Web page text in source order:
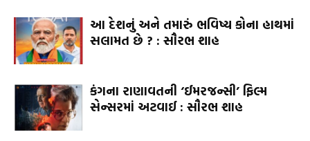
આ દેશનું અને તમારું ભવિષ્ય કોના હાથમાં
સલામત છે ? : સૌરભ શાહ
કંગના રાણાવતની ‘ઈમરજન્સી’ ફિલ્મ
સેન્સરમાં અટવાઈ : સૌરભ શાહ